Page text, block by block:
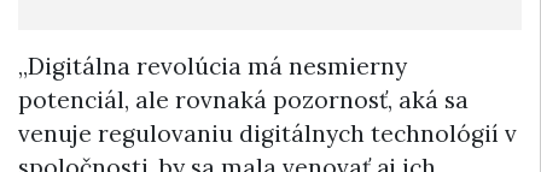
„Digitálna revolúcia má nesmierny
potenciál, ale rovnaká pozornosť, aká sa
venuje regulovaniu digitálnych technológií v